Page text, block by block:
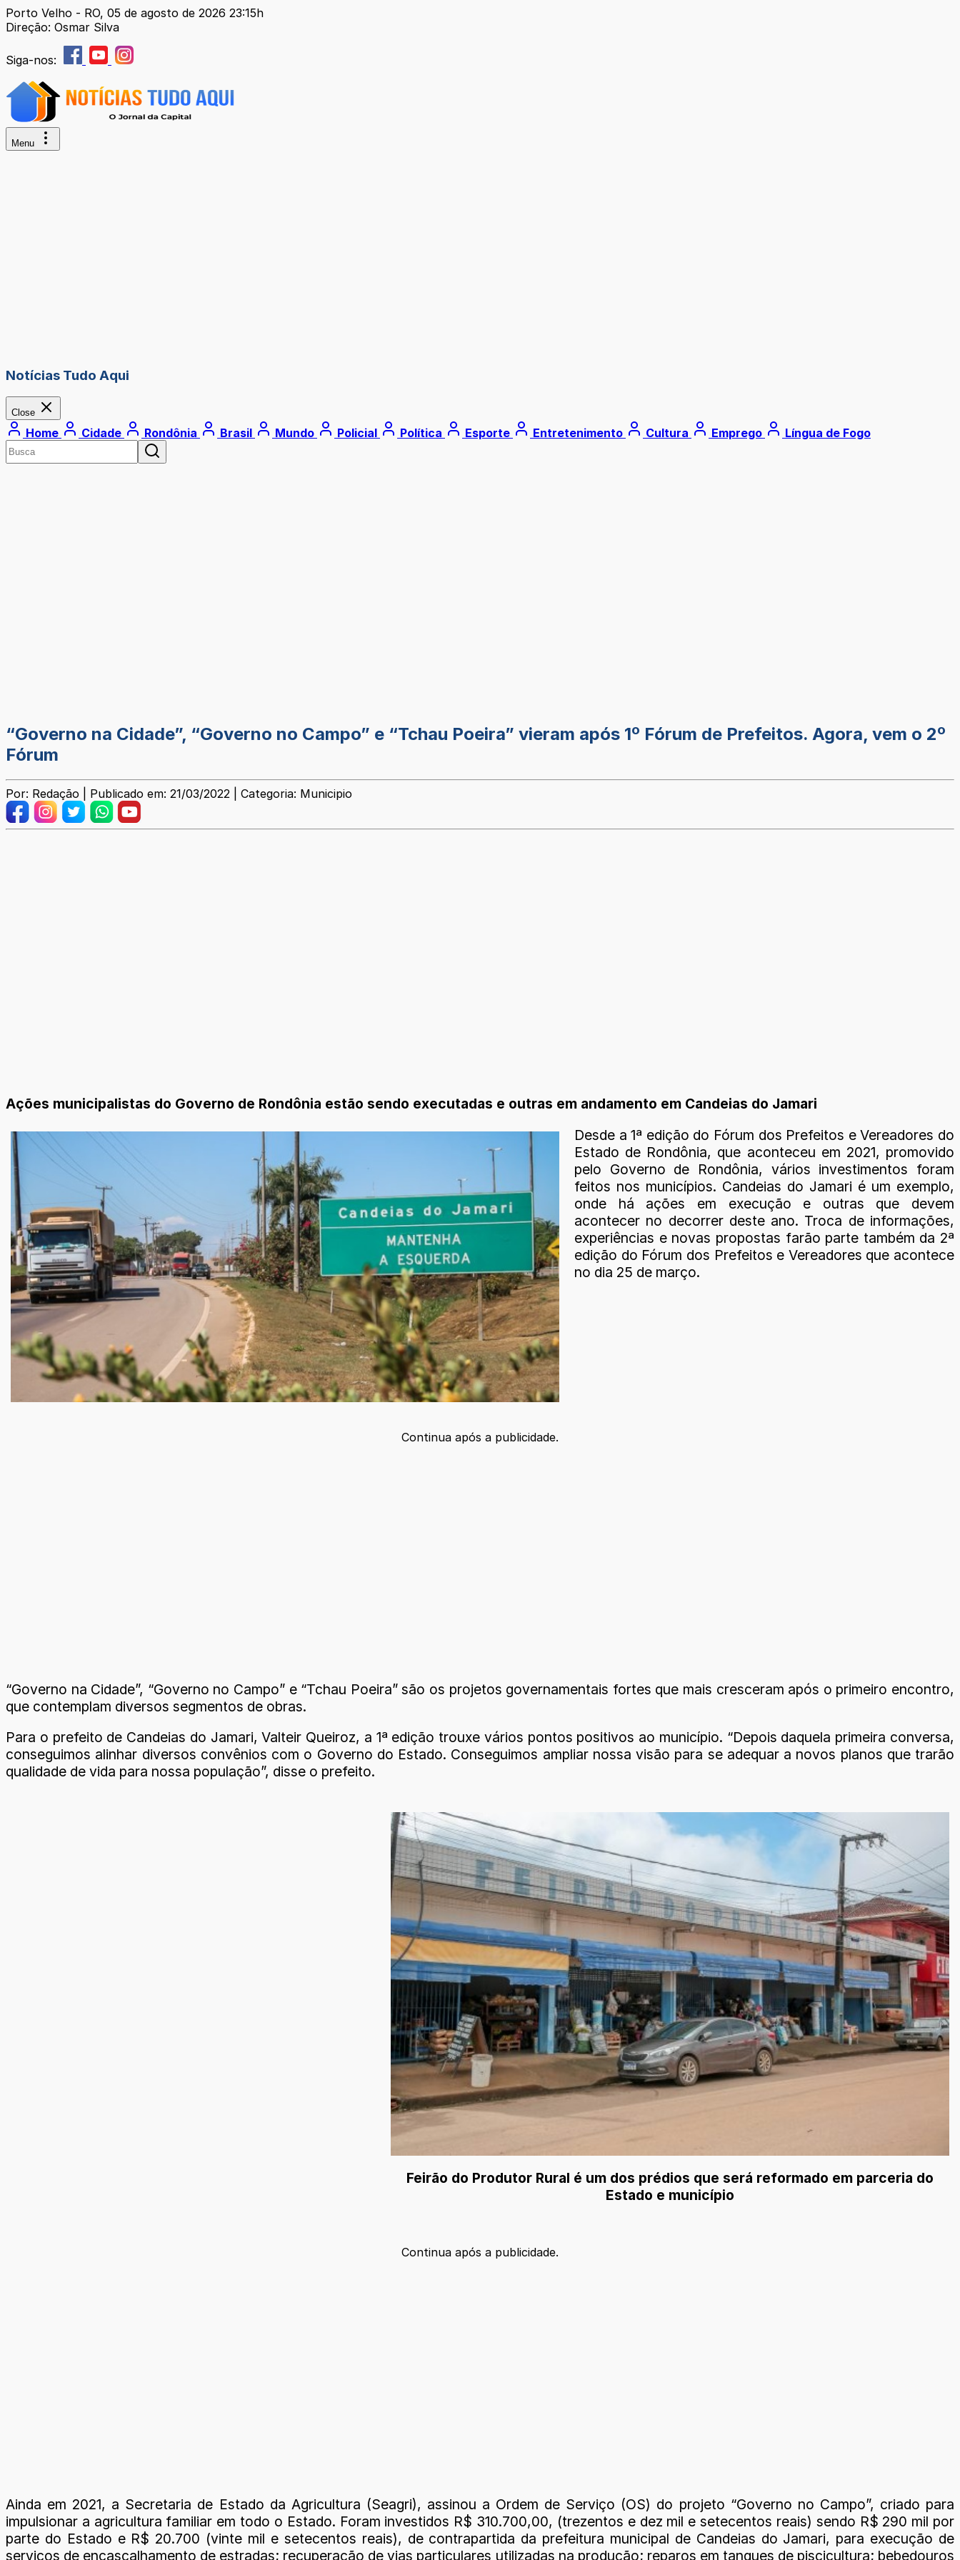
Porto Velho - RO, 05 de agosto de 2026 23:15h
Direção: Osmar Silva
Siga-nos:
Menu
Notícias Tudo Aqui
Close
Home Cidade Rondônia Brasil Mundo Policial Política Esporte Entretenimento Cultura Emprego Língua de Fogo
“Governo na Cidade”, “Governo no Campo” e “Tchau Poeira” vieram após 1º Fórum de Prefeitos. Agora, vem o 2º
Fórum
Por: Redação | Publicado em: 21/03/2022 | Categoria: Municipio
Ações municipalistas do Governo de Rondônia estão sendo executadas e outras em andamento em Candeias do Jamari
Desde a 1ª edição do Fórum dos Prefeitos e Vereadores do
Estado de Rondônia, que aconteceu em 2021, promovido
pelo Governo de Rondônia, vários investimentos foram
feitos nos municípios. Candeias do Jamari é um exemplo,
onde há ações em execução e outras que devem
acontecer no decorrer deste ano. Troca de informações,
experiências e novas propostas farão parte também da 2ª
edição do Fórum dos Prefeitos e Vereadores que acontece
no dia 25 de março.
Continua após a publicidade.
“Governo na Cidade”, “Governo no Campo” e “Tchau Poeira” são os projetos governamentais fortes que mais cresceram após o primeiro encontro,
que contemplam diversos segmentos de obras.
Para o prefeito de Candeias do Jamari, Valteir Queiroz, a 1ª edição trouxe vários pontos positivos ao município. “Depois daquela primeira conversa,
conseguimos alinhar diversos convênios com o Governo do Estado. Conseguimos ampliar nossa visão para se adequar a novos planos que trarão
qualidade de vida para nossa população”, disse o prefeito.
Feirão do Produtor Rural é um dos prédios que será reformado em parceria do
Estado e município
Continua após a publicidade.
Ainda em 2021, a Secretaria de Estado da Agricultura (Seagri), assinou a Ordem de Serviço (OS) do projeto “Governo no Campo”, criado para
impulsionar a agricultura familiar em todo o Estado. Foram investidos R$ 310.700,00, (trezentos e dez mil e setecentos reais) sendo R$ 290 mil por
parte do Estado e R$ 20.700 (vinte mil e setecentos reais), de contrapartida da prefeitura municipal de Candeias do Jamari, para execução de
serviços de encascalhamento de estradas; recuperação de vias particulares utilizadas na produção; reparos em tanques de piscicultura; bebedouros